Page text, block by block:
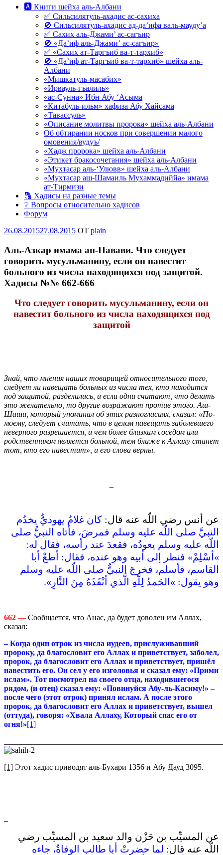
🅰 Книги шейха аль-Албани
✅ Сильсилятуль-ахадис ас-сахиха
🚫 Сильсилятуль-ахадис ад-да’ифа валь-мауду’а
✅ Сахих аль-Джами’ ас-сагъир
🚫 «Да’иф аль-Джами’ ас-сагъир»
✅ «Сахих ат-Таргъиб ва-т-тархиб»
🚫 «Да’иф ат-Таргъиб ва-т-тархиб» шейха аль-
Албани
«Мишкатуль-масабих»
«Ирвауль-гъалиль»
«ас-Сунна» Ибн Абу ‘Асыма
«Китабуль-ильм» хафиза Абу Хайсама
«Тавассуль»
«Описание молитвы пророка» шейха аль-Албани
Об обтирании носков при совершении малого
омовения/вудуъ/
«Хадж пророка» шейха аль-Албани
«Этикет бракосочетания» шейха аль-Албани
«Мухтасар аль-‘Улювв» шейха аль-Албани
«Мухтасар аш-Шамаиль Мухаммадиййа» имама
ат-Тирмизи
🔡 Хадисы на разные темы
❔ Вопросы относительно хадисов
Форум
Опубликовано
26.08.201527.08.2015 OT plain
Аль-Азкар имама ан-Навави. Что следует
говорить мусульманину, если он навестит
больного из числа находящихся под защитой.
Хадисы №№ 662-666
Что следует говорить мусульманину, если он
навестит больного из числа находящихся под
защитой
Знай, что мнения наших товарищей относительного того,
следует ли навещать больных из числа тех, кто находится
под защитой, разделились, и если одни считают, что делать
это желательно, то другие возражают против этого. Аш-
Шаши, который упоминал об этих разногласиях, сказал: «По-
моему, следует считать, что в целом навещать заболевшего
неверного разрешается, и чем более близким соседом или
родственником является больной, тем ближе к Аллаху станет
тот, кто его навестит», и его слова верны.
عن أنس رضي اللّه عنه قال‏:‏ كان غلامٌ يهوديٌّ يخدُم
النبيَّ صلى اللّه عليه وسلم فمرضَ، فأتاه النبيُّ صلى
اللّه عليه وسلم يعودُه، فقعدَ عند رأسه، فقال له‏:‏
‏»‏أسْلِمْ‏»‏ فنظر إلى أبيه وهو عنده، فقال‏:‏ أطعْ أبا
القاسم، فأسلم، فخرجَ النبيُّ صلى اللّه عليه وسلم
وهو يقول‏:‏ ‏»‏الحَمدُ لِلَّهِ الَّذي أنْقَذَهُ مِنَ النَّارِ‏»‏‏.‏
662 — Сообщается, что Анас, да будет доволен им Аллах,
сказал:
– Когда один отрок из числа иудеев, прислуживавший
пророку, да благословит его Аллах и приветствует, заболел,
пророк, да благословит его Аллах и приветствует, пришёл
навестить его. Он сел у его изголовья и сказал ему: «Прими
ислам». Тот посмотрел на своего отца, находившегося
рядом, (и отец) сказал ему: «Повинуйся Абу-ль-Касиму!» –
после чего (этот отрок) принял ислам. А после этого
пророк, да благословит его Аллах и приветствует, вышел
(оттуда), говоря: «Хвала Аллаху, Который спас его от
огня!»[1]
[1] Этот хадис приводят аль-Бухари 1356 и Абу Дауд 3095.
عن المسيِّب بن حَزْن والد سعيد بن المسيِّب رضي
اللّه عنه قال‏:‏ لما حضرتْ أبا طالب الوفاةُ، جاءه